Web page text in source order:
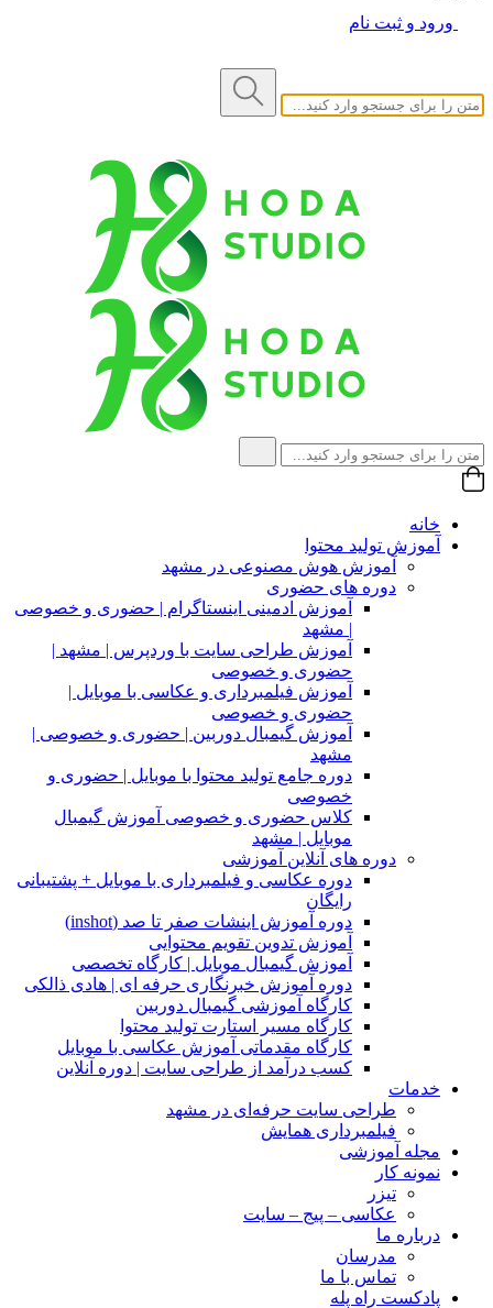
ورود و ثبت نام
خانه
آموزش تولید محتوا
آموزش هوش مصنوعی در مشهد
دوره های حضوری
آموزش ادمینی اینستاگرام | حضوری و خصوصی
| مشهد
آموزش طراحی سایت با وردپرس | مشهد |
حضوری و خصوصی
آموزش فیلمبرداری و عکاسی با موبایل |
حضوری و خصوصی
آموزش گیمبال دوربین | حضوری و خصوصی |
مشهد
دوره جامع تولید محتوا با موبایل | حضوری و
خصوصی
کلاس حضوری و خصوصی آموزش گیمبال
موبایل | مشهد
دوره های آنلاین آموزشی
دوره عکاسی و فیلمبرداری با موبایل + پشتیبانی
رایگان
دوره آموزش اینشات صفر تا صد (inshot)
آموزش تدوین تقویم محتوایی
آموزش گیمبال موبایل | کارگاه تخصصی
دوره آموزش خبرنگاری حرفه ای | هادی ذالکی
کارگاه آموزشی گیمبال دوربین
کارگاه مسیر استارت تولید محتوا
کارگاه مقدماتی آموزش عکاسی با موبایل
کسب درآمد از طراحی سایت | دوره آنلاین
خدمات
طراحی سایت حرفه‌ای در مشهد
فیلمبرداری همایش
مجله آموزشی
نمونه کار
تیزر
عکاسی – پیج – سایت
درباره ما
مدرسان
تماس با ما
پادکست راه پله